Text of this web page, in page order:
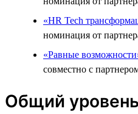
«HR Tech
номинация от
«Равные
совместно с
Общий